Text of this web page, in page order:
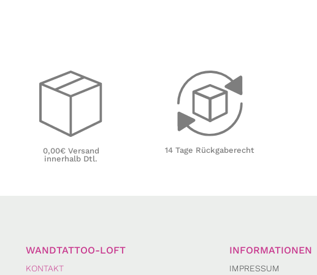
0,00€ Versand
innerhalb Dtl.
14 Tage Rückgaberecht
WANDTATTOO-LOFT
KONTAKT
INFORMATIONEN
IMPRESSUM